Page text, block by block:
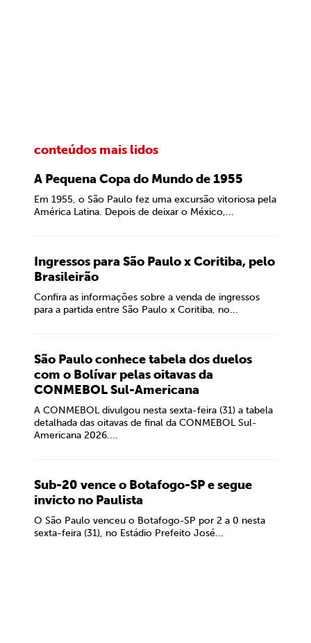
conteúdos mais lidos
A Pequena Copa do Mundo de 1955
Em 1955, o São Paulo fez uma excursão vitoriosa pela
América Latina. Depois de deixar o México,...
Ingressos para São Paulo x Coritiba, pelo
Brasileirão
Confira as informações sobre a venda de ingressos
para a partida entre São Paulo x Coritiba, no...
São Paulo conhece tabela dos duelos
com o Bolívar pelas oitavas da
CONMEBOL Sul-Americana
A CONMEBOL divulgou nesta sexta-feira (31) a tabela
detalhada das oitavas de final da CONMEBOL Sul-
Americana 2026....
Sub-20 vence o Botafogo-SP e segue
invicto no Paulista
O São Paulo venceu o Botafogo-SP por 2 a 0 nesta
sexta-feira (31), no Estádio Prefeito José...